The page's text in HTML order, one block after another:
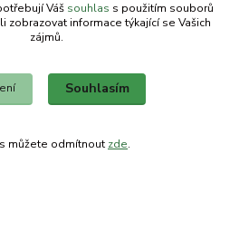
Váš souhlas s použitím souborů
zobrazovat informace týkající se Vašich
zájmů.
Souhlasím
můžete odmítnout zde.